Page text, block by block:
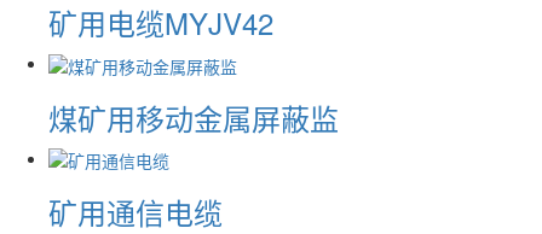
矿用电缆MYJV42
煤矿用移动金属屏蔽监
矿用通信电缆